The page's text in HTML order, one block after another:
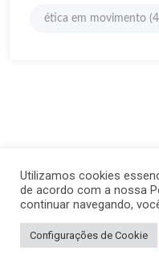
ética em movimento
Utilizamos cookies
de acordo com a nossa
continuar navegando,
Configurações de Cookie